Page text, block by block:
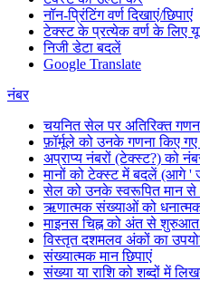
नॉन-प्रिंटिंग वर्ण दिखाएं/छिपाएं
टेक्स्ट के प्रत्येक वर्ण के लिए
निजी डेटा बदलें
Google Translate
नंबर
चयनित सेल पर अतिरिक्त
फ़ॉर्मूले को उनके गणना किए गए
अप्राप्य नंबरों (टेक्स्ट?) को
मानों को टेक्स्ट में बदलें (आगे '
सेल को उनके स्वरूपित मान से
ऋणात्मक संख्याओं को
माइनस चिह्न को अंत से
विस्तृत दशमलव अंकों का
संख्यात्मक मान छिपाएं
संख्या या राशि को शब्दों में